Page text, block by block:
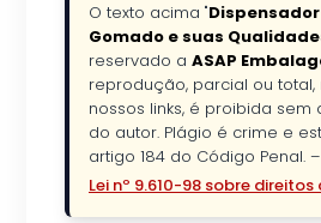
O texto acima "
Gomado e suas
reservado a ASAP
reprodução, parcial ou
nossos links, é proibida sem
do autor. Plágio é crime e
artigo 184 do Código Penal. –
Lei nº 9.610-98 sobre